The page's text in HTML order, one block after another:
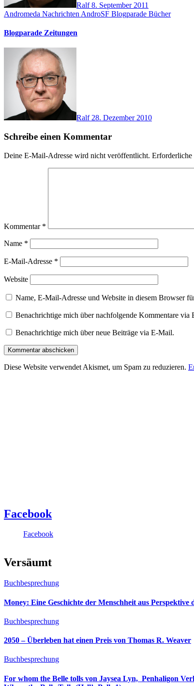
Ralf8. September 2011
Andromeda Nachrichten AndroSF Blogparade Bücher
Blogparade Zeitungen
Ralf 28. Dezember 2010
Schreibe einen Kommentar
Deine E-Mail-Adresse wird nicht veröffentlicht. Erforderliche
Kommentar *
Name *
E-Mail-Adresse *
Website
Name, E-Mail-Adresse und Website in diesem Browser
Benachrichtige mich über nachfolgende Kommentare via
Benachrichtige mich über neue Beiträge via E-Mail.
Diese Website verwendet Akismet, um Spam zu reduzieren.
Facebook
Facebook
Versäumt
Buchbesprechung
Money: Eine Geschichte der Menschheit aus Perspektive
Buchbesprechung
2050 – Überleben hat einen Preis von Thomas R. Weaver
Buchbesprechung
For whom the Belle tolls von Jaysea Lyn, ‎ Penhaligon Verlag, ‎ 1. Oktober 2025,